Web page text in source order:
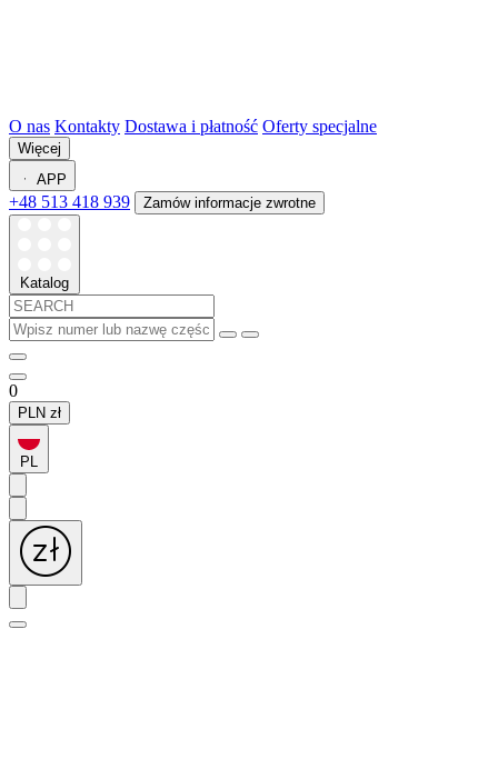
O nas Kontakty Dostawa i płatność Oferty specjalne
Więcej
APP
+48 513 418 939 Zamów informacje zwrotne
Katalog
0
PLN zł
PL